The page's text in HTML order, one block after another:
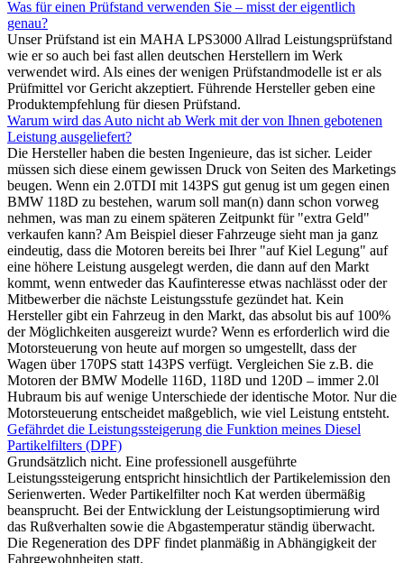
Was für einen Prüfstand verwenden Sie – misst der eigentlich
genau?
Unser Prüfstand ist ein MAHA LPS3000 Allrad Leistungsprüfstand
wie er so auch bei fast allen deutschen Herstellern im Werk
verwendet wird. Als eines der wenigen Prüfstandmodelle ist er als
Prüfmittel vor Gericht akzeptiert. Führende Hersteller geben eine
Produktempfehlung für diesen Prüfstand.
Warum wird das Auto nicht ab Werk mit der von Ihnen gebotenen
Leistung ausgeliefert?
Die Hersteller haben die besten Ingenieure, das ist sicher. Leider
müssen sich diese einem gewissen Druck von Seiten des Marketings
beugen. Wenn ein 2.0TDI mit 143PS gut genug ist um gegen einen
BMW 118D zu bestehen, warum soll man(n) dann schon vorweg
nehmen, was man zu einem späteren Zeitpunkt für "extra Geld"
verkaufen kann? Am Beispiel dieser Fahrzeuge sieht man ja ganz
eindeutig, dass die Motoren bereits bei Ihrer "auf Kiel Legung" auf
eine höhere Leistung ausgelegt werden, die dann auf den Markt
kommt, wenn entweder das Kaufinteresse etwas nachlässt oder der
Mitbewerber die nächste Leistungsstufe gezündet hat. Kein
Hersteller gibt ein Fahrzeug in den Markt, das absolut bis auf 100%
der Möglichkeiten ausgereizt wurde? Wenn es erforderlich wird die
Motorsteuerung von heute auf morgen so umgestellt, dass der
Wagen über 170PS statt 143PS verfügt. Vergleichen Sie z.B. die
Motoren der BMW Modelle 116D, 118D und 120D – immer 2.0l
Hubraum bis auf wenige Unterschiede der identische Motor. Nur die
Motorsteuerung entscheidet maßgeblich, wie viel Leistung entsteht.
Gefährdet die Leistungssteigerung die Funktion meines Diesel
Partikelfilters (DPF)
Grundsätzlich nicht. Eine professionell ausgeführte
Leistungssteigerung entspricht hinsichtlich der Partikelemission den
Serienwerten. Weder Partikelfilter noch Kat werden übermäßig
beansprucht. Bei der Entwicklung der Leistungsoptimierung wird
das Rußverhalten sowie die Abgastemperatur ständig überwacht.
Die Regeneration des DPF findet planmäßig in Abhängigkeit der
Fahrgewohnheiten statt.